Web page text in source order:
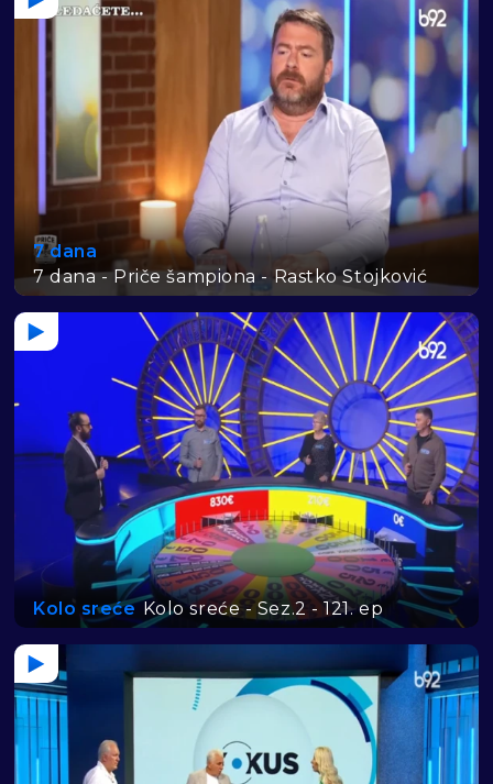
7 dana
7 dana - Priče šampiona - Rastko Stojković
Kolo sreće Kolo sreće - Sez.2 - 121. ep